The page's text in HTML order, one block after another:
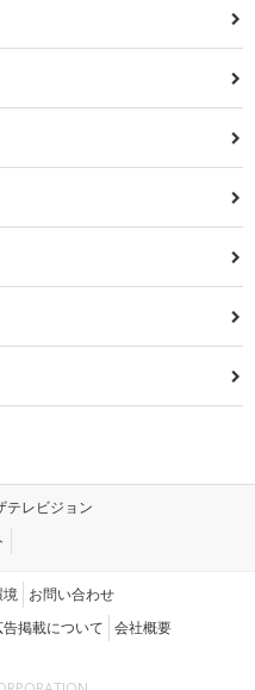
テレビジョン
境 お問い合わせ
告掲載について 会社概要